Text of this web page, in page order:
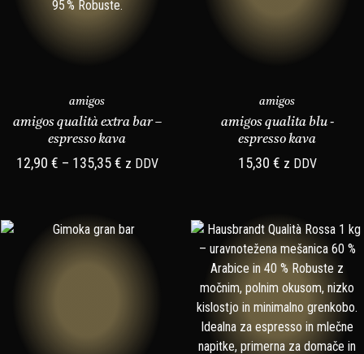
amigos
amigos qualità extra bar –
espresso kava
12,90 € – 135,35€ z DDV
amigos
amigos qualita blu -
espresso kava
15,30 € z DDV